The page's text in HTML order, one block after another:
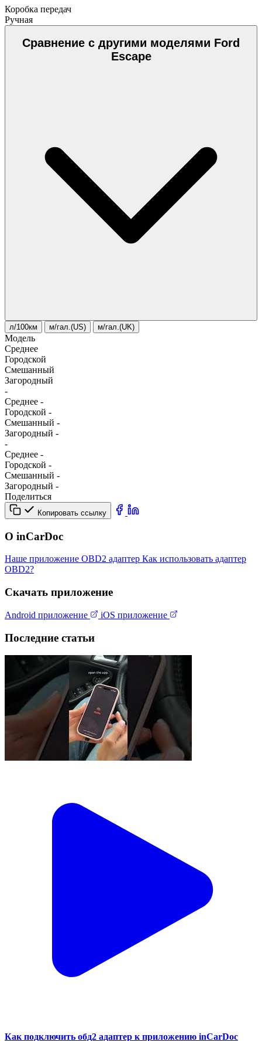
Коробка передач
Ручная
Сравнение с другими моделями Ford
Escape
л/100км м/гал.(US) м/гал.(UK)
Модель
Среднее
Городской
Смешанный
Загородный
-
Среднее -
Городской -
Смешанный -
Загородный -
-
Среднее -
Городской -
Смешанный -
Загородный -
Поделиться
Копировать ссылку
О inCarDoc
Наше приложение OBD2 адаптер Как использовать адаптер
OBD2?
Скачать приложение
Android приложение iOS приложение
Последние статьи
Как подключить обд2 адаптер к приложению inCarDoc